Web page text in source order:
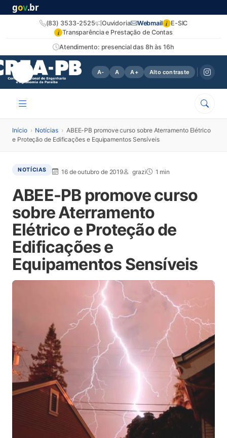
gov.br
Atendimento: presencial das 8h às 16h
(83) 3533-2525 Ouvidoria Webmail i E-SIC
i Transparência e Prestação de Contas
A- A A+ Alto contraste
Início › Notícias › ABEE-PB promove curso sobre Aterramento Elétrico
e Proteção de Edificações e Equipamentos Sensíveis
NOTÍCIAS 16 de outubro de 2019 grazi 1 min
ABEE-PB promove curso
sobre Aterramento
Elétrico e Proteção de
Edificações e
Equipamentos Sensíveis